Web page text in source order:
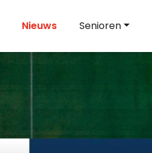
Nieuws Senioren